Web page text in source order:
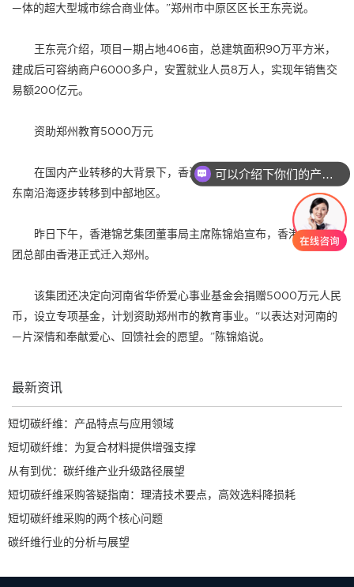
—体的超大型城市综合商业体。”郑州市中原区区长王东亮说。
王东亮介绍，项目—期占地406亩，总建筑面积90万平方米，
建成后可容纳商户6000多户，安置就业人员8万人，实现年销售交
易额200亿元。
资助郑州教育5000万元
在国内产业转移的大背景下，香港锦艺集团纺织产业也开始由
东南沿海逐步转移到中部地区。
昨日下午，香港锦艺集团董事局主席陈锦焰宣布，香港锦艺集
团总部由香港正式迁入郑州。
该集团还决定向河南省华侨爱心事业基金会捐赠5000万元人民
币，设立专项基金，计划资助郑州市的教育事业。“以表达对河南的
—片深情和奉献爱心、回馈社会的愿望。”陈锦焰说。
最新资讯
短切碳纤维：产品特点与应用领域
短切碳纤维：为复合材料提供增强支撑
从有到优：碳纤维产业升级路径展望
短切碳纤维采购答疑指南：理清技术要点，高效选料降损耗
短切碳纤维采购的两个核心问题
碳纤维行业的分析与展望